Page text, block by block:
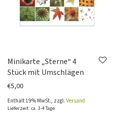
Minikarte „Sterne“ 4
Stück mit Umschlägen
€5,00
Enthält 19% MwSt., zzgl. Versand
Lieferzeit: ca. 3-4 Tage